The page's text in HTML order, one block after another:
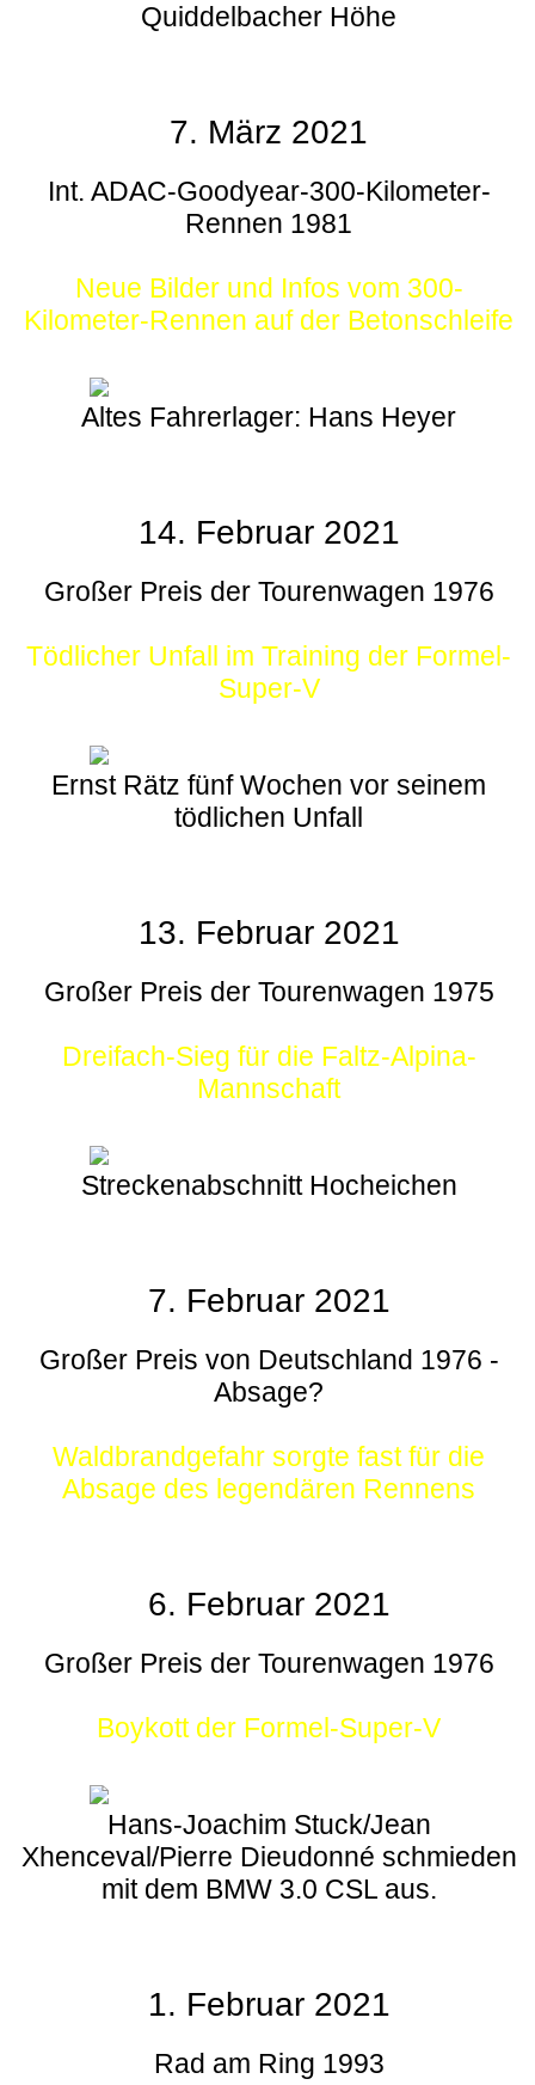
Quiddelbacher Höhe
7. März 2021
Int. ADAC-Goodyear-300-Kilometer-
Rennen 1981
Neue Bilder und Infos vom 300-
Kilometer-Rennen auf der Betonschleife
Altes Fahrerlager: Hans Heyer
14. Februar 2021
Großer Preis der Tourenwagen 1976
Tödlicher Unfall im Training der Formel-
Super-V
Ernst Rätz fünf Wochen vor seinem
tödlichen Unfall
13. Februar 2021
Großer Preis der Tourenwagen 1975
Dreifach-Sieg für die Faltz-Alpina-
Mannschaft
Streckenabschnitt Hocheichen
7. Februar 2021
Großer Preis von Deutschland 1976 -
Absage?
Waldbrandgefahr sorgte fast für die
Absage des legendären Rennens
6. Februar 2021
Großer Preis der Tourenwagen 1976
Boykott der Formel-Super-V
Hans-Joachim Stuck/Jean
Xhenceval/Pierre Dieudonné schmieden
mit dem BMW 3.0 CSL aus.
1. Februar 2021
Rad am Ring 1993